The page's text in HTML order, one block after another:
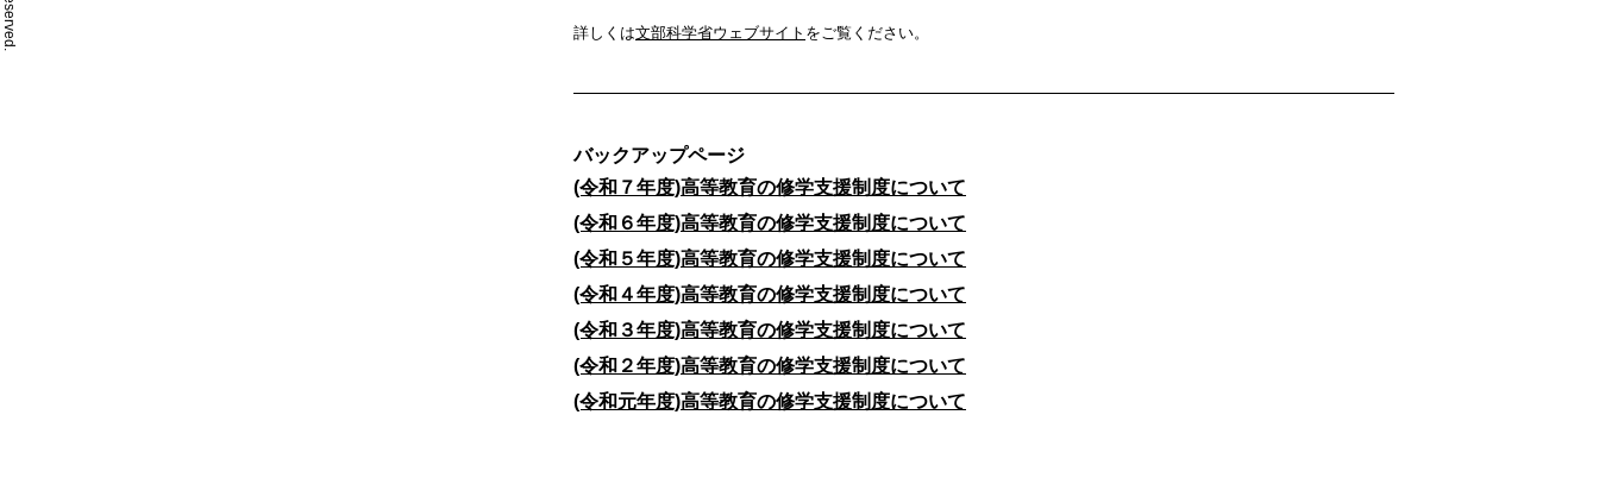
詳しくは文部科学省ウェブサイト をご覧ください。
バックアップページ
(令和７年度)高等教育の修学支援制度について
(令和６年度)高等教育の修学支援制度について
(令和５年度)高等教育の修学支援制度について
(令和４年度)高等教育の修学支援制度について
(令和３年度)高等教育の修学支援制度について
(令和２年度)高等教育の修学支援制度について
(令和元年度)高等教育の修学支援制度について